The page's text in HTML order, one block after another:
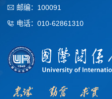
邮编：100091
电话：010-62861310